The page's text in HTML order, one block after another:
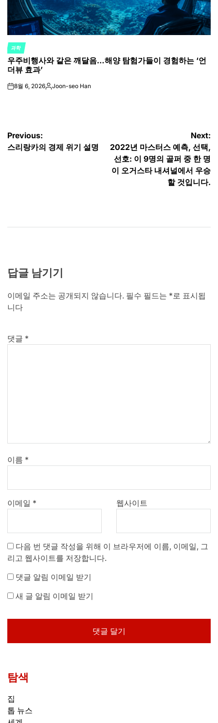
POSTED
IN
과학
우주비행사와 같은 깨달음…해양 탐험가들이 경험하는 ‘언
더뷰 효과’
on8월 6, 2026Posted
Joon-seo Han
글
탐
Previous:
스리랑카의 경제 위기 설명
Next:
2022년 마스터스 예측, 선택,
선호: 이 9명의 골퍼 중 한 명
이 오거스타 내셔널에서 우승
할 것입니다.
답글 남기기
이메일 주소는 공개되지 않습니다. 필수 필드는 * 로 표시됩
니다
댓글 *
이름 *
이메일 * 웹사이트
다음 번 댓글 작성을 위해 이 브라우저에 이름, 이메일, 그
리고 웹사이트를 저장합니다.
댓글 알림 이메일 받기
새 글 알림 이메일 받기
탐색
집
톱 뉴스